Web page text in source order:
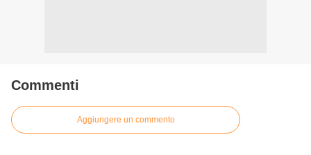
Commenti
Aggiungere un commento